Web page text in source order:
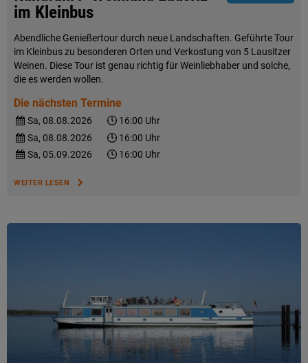
im Kleinbus
Abendliche Genießertour durch neue Landschaften. Geführte Tour
im Kleinbus zu besonderen Orten und Verkostung von 5 Lausitzer
Weinen. Diese Tour ist genau richtig für Weinliebhaber und solche,
die es werden wollen.
Die nächsten Termine
Sa, 08.08.2026
16:00 Uhr
Sa, 08.08.2026
16:00 Uhr
Sa, 05.09.2026
16:00 Uhr
WEITER LESEN